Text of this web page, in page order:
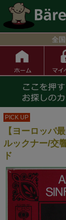
全
PICK UP
【ヨーロッパ
ルックナー/
ド